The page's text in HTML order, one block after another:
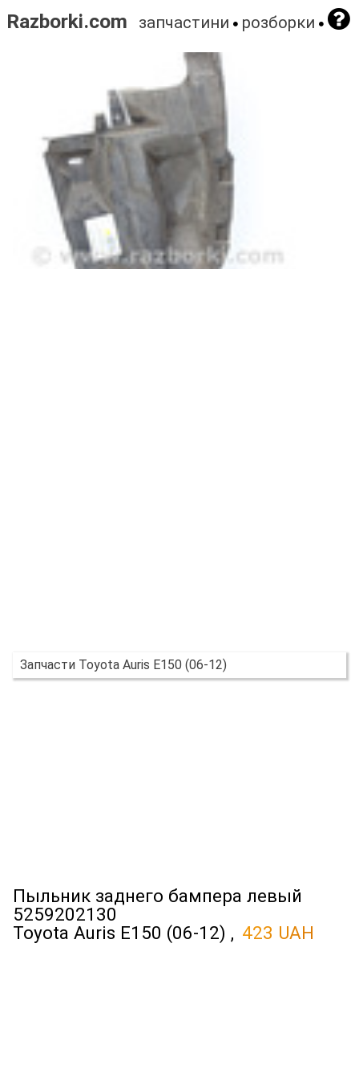
Razborki.com запчастини розборки
Запчасти Toyota Auris E150 (06-12)
Пыльник заднего бампера левый
5259202130
Toyota Auris E150 (06-12) , 423 UAH